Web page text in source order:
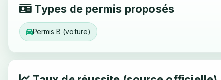
Types de permis proposés
Permis B (voiture)